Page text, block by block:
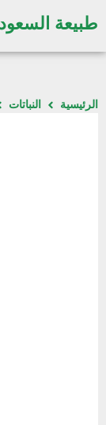
طبيعة
الرئيسية النباتات